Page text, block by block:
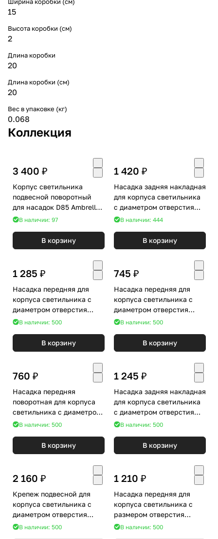
15
Высота коробки (см)
2
Длина коробки
20
Длина коробки (см)
20
Вес в упаковке (кг)
0.068
Коллекция
3 400 ₽
Корпус светильника
подвесной поворотный
для насадок D85 Ambrella
DIY Spot C9118
В наличии: 97
В корзину
1 420 ₽
Насадка задняя накладная
для корпуса светильника
с диаметром отверстия
D85mm Ambrella Diy Spot
В наличии: 444
В корзину
1 285 ₽
Насадка передняя для
корпуса светильника с
диаметром отверстия
D70mm Ambrella DIY Spot
В наличии: 500
В корзину
745 ₽
Насадка передняя для
корпуса светильника с
диаметром отверстия
D70mm Ambrella DIY Spot
В наличии: 500
В корзину
760 ₽
Насадка передняя
поворотная для корпуса
светильника с диаметром
отверстия D70mm Ambrella
В наличии: 500
В корзину
1 245 ₽
Насадка задняя накладная
для корпуса светильника
с диаметром отверстия
D60mm Ambrella DIY Spot
В наличии: 500
В корзину
2 160 ₽
Крепеж подвесной для
корпуса светильника с
диаметром отверстия
D70mm Ambrella DIY Spot
В наличии: 500
1 210 ₽
Насадка передняя для
корпуса светильника с
размером отверстия
70*70mm Ambrella Diy Spot
В наличии: 500